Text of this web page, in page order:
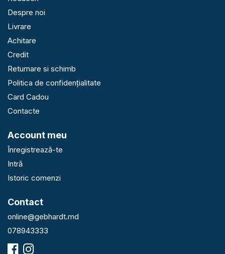
Despre noi
Livrare
Achitare
Credit
Returnare si schimb
Politica de confidențialitate
Card Cadou
Contacte
Account meu
Înregistrează-te
Intră
Istoric comenzi
Contact
online@gebhardt.md
078943333